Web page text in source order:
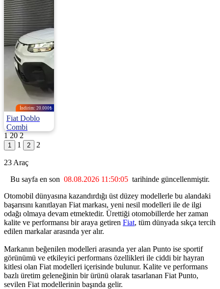
İndirim: 20.000₺
Fiat Doblo
Combi
2025 | Manuel |
1.115.000
1 20 2
1
2
23 Araç
Bu sayfa en son 08.08.2026 11:50:05 tarihinde güncellenmiştir.
Otomobil dünyasına kazandırdığı üst düzey modellerle bu alandaki
başarısını kanıtlayan Fiat markası, yeni nesil modelleri ile de ilgi
odağı olmaya devam etmektedir. Ürettiği otomobillerde her zaman
kalite ve performansı bir araya getiren Fiat, tüm dünyada sıkça tercih
edilen markalar arasında yer alır.
Markanın beğenilen modelleri arasında yer alan Punto ise sportif
görünümü ve etkileyici performans özellikleri ile ciddi bir hayran
kitlesi olan Fiat modelleri içerisinde bulunur. Kalite ve performans
bazlı üretim geleneğinin bir ürünü olarak tasarlanan Fiat Punto,
sevilen Fiat modellerinin başında gelir.